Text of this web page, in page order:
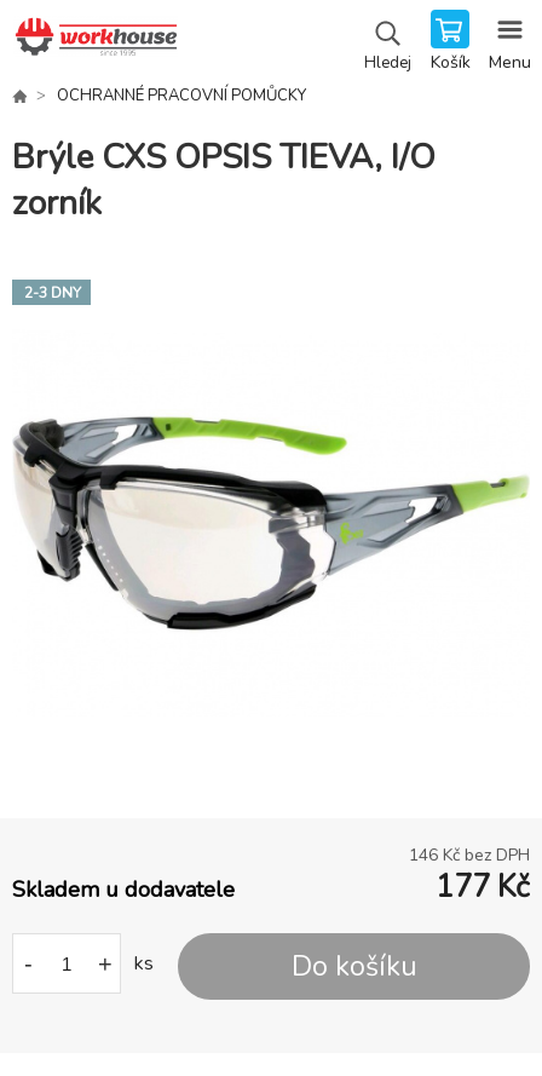
Hledej Košík Menu
OCHRANNÉ PRACOVNÍ POMŮCKY
Brýle CXS OPSIS TIEVA, I/O
zorník
2-3 DNY
146 Kč bez DPH
Skladem u dodavatele 177 Kč
- + ks Do košíku